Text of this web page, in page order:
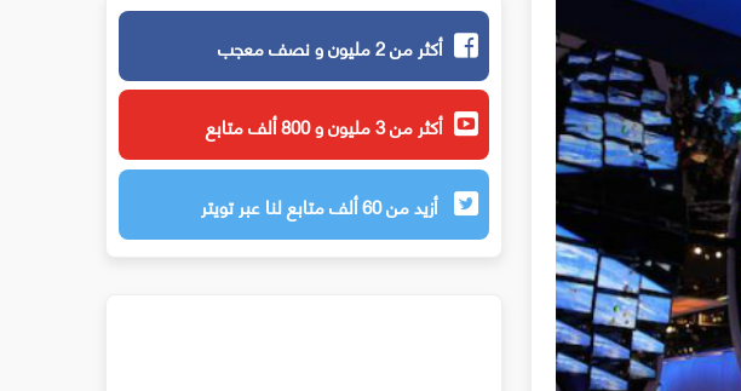
أكثر من 2 مليون و نصف معجب
أكثر من 3 مليون و 800 ألف متابع
أزيد من 60 ألف متابع لنا عبر تويتر